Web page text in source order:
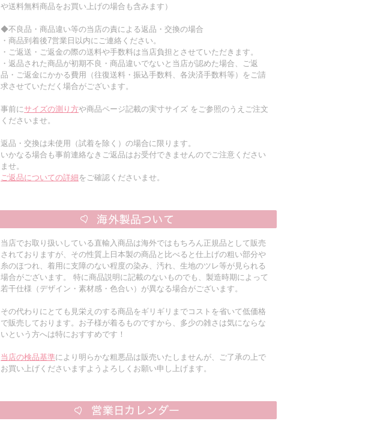
や送料無料商品をお買い上げの場合も含みます）
◆不良品・商品違い等の当店の責による返品・交換の場合
・商品到着後7営業日以内にご連絡ください。
・ご返送・ご返金の際の送料や手数料は当店負担とさせていただきます。
・返品された商品が初期不良・商品違いでないと当店が認めた場合、ご返
品・ご返金にかかる費用（往復送料・振込手数料、各決済手数料等）をご請
求させていただく場合がございます。
事前にサイズの測り方や商品ページ記載の実寸サイズ をご参照のうえご注文
くださいませ。
返品・交換は未使用（試着を除く）の場合に限ります。
いかなる場合も事前連絡なきご返品はお受付できませんのでご注意ください
ませ。
ご返品についての詳細をご確認くださいませ。
当店でお取り扱いしている直輸入商品は海外ではもちろん正規品として販売
されておりますが、その性質上日本製の商品と比べると仕上げの粗い部分や
糸のほつれ、着用に支障のない程度の染み、汚れ、生地のツレ等が見られる
場合がございます。 特に商品説明に記載のないものでも、製造時期によって
若干仕様（デザイン・素材感・色合い）が異なる場合がございます。
その代わりにとても見栄えのする商品をギリギリまでコストを省いて低価格
で販売しております。お子様が着るものですから、多少の雑さは気にならな
いという方へは特におすすめです！
当店の検品基準により明らかな粗悪品は販売いたしませんが、ご了承の上で
お買い上げくださいますようよろしくお願い申し上げます。